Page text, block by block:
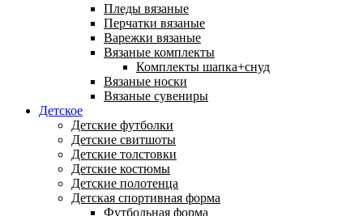
Пледы вязаные
Перчатки вязаные
Варежки вязаные
Вязаные комплекты
Комплекты шапка+снуд
Вязаные носки
Вязаные сувениры
Детское
Детские футболки
Детские свитшоты
Детские толстовки
Детские костюмы
Детские полотенца
Детская спортивная форма
Футбольная форма